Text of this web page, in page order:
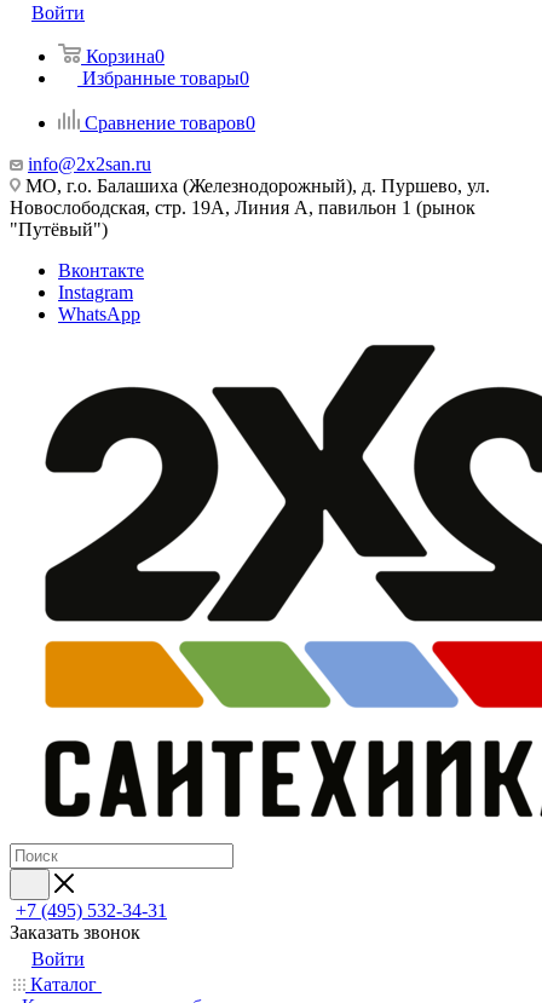
Войти
Корзина0
Избранные товары0
Сравнение товаров0
info@2x2san.ru
МО, г.о. Балашиха (Железнодорожный), д. Пуршево, ул.
Новослободская, стр. 19А, Линия А, павильон 1 (рынок
"Путёвый")
Вконтакте
Instagram
WhatsApp
+7 (495) 532‑34‑31
Заказать звонок
Войти
Каталог